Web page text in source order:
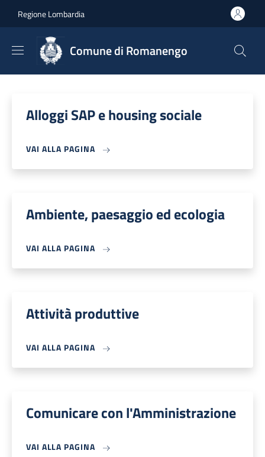
Regione Lombardia
Comune di Romanengo
Alloggi SAP e housing sociale
VAI ALLA PAGINA
Ambiente, paesaggio ed ecologia
VAI ALLA PAGINA
Attività produttive
VAI ALLA PAGINA
Comunicare con l'Amministrazione
VAI ALLA PAGINA